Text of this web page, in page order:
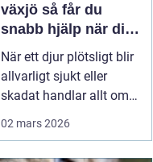
växjö så får du
snabb hjälp när ditt
djur blir sjukt
När ett djur plötsligt blir
allvarligt sjukt eller
skadat handlar allt om
02 mars 2026